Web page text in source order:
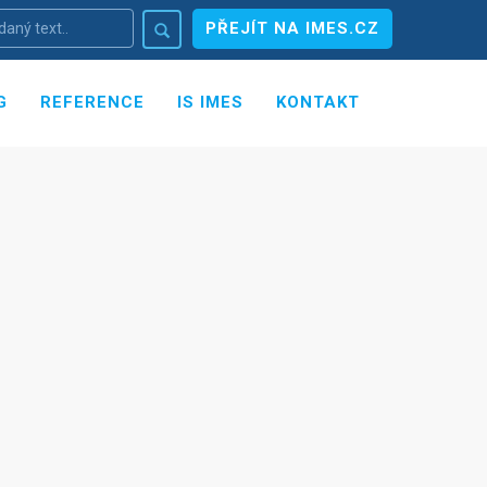
PŘEJÍT NA IMES.CZ
REFERENCE IS IMES KONTAKT